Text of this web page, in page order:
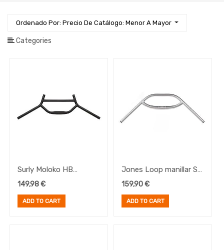
Ordenado Por: Precio De Catálogo: Menor A Mayor
Categories
Manillares
Manillares
Accesorios
Recambios
Manillares
Transmisión
Surly Moloko HB
31.8mm
149,98€
ADD TO CART
Jones Loop manillar SG
710 Plata
159,90€
ADD TO CART